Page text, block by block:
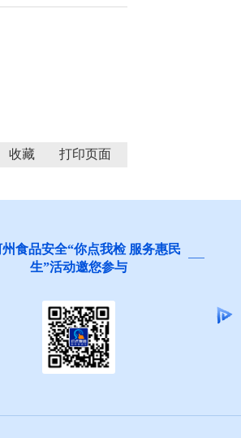
收藏
阻碍民营经济发展壮大问题线索征
集